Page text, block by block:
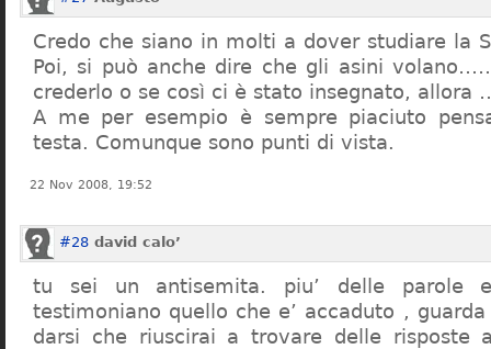
Credo che siano in molti a dover studiare la
Poi, si può anche dire che gli asini
crederlo o se così ci è stato insegnato,
A me per esempio è sempre piaciuto
testa. Comunque sono punti di vista.
22 Nov 2008, 19:52
#28 david calo’
tu sei un antisemita. piu’ delle parole
testimoniano quello che e’ accaduto , guarda
darsi che riuscirai a trovare delle risposte